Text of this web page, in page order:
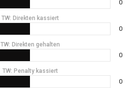
0
TW: Direkten kassiert
0
TW: Direkten gehalten
0
TW: Penalty kassiert
0